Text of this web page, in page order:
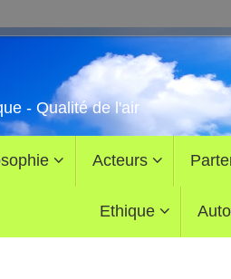
- Qualité de l'air
Acteurs
Ethique